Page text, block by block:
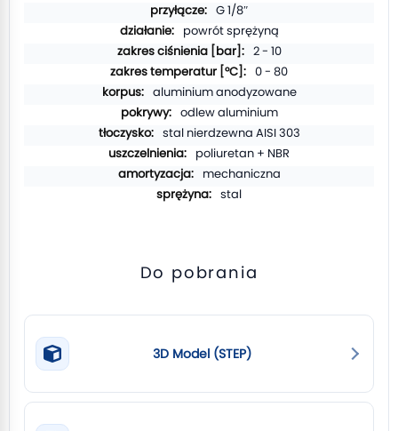
G 1/8″
powrót sprężyną
2 - 10
0 - 80
aluminium anodyzowane
odlew aluminium
stal nierdzewna AISI 303
poliuretan + NBR
mechaniczna
stal
Do pobrania
3D Model (STEP)